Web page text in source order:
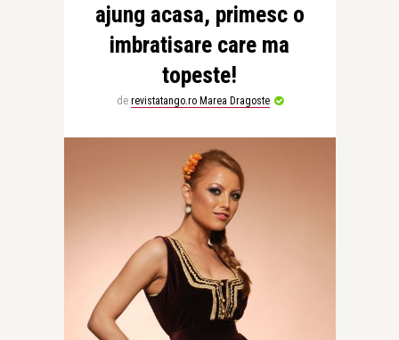
ajung acasa, primesc o
imbratisare care ma
topeste!
de revistatango.ro Marea Dragoste